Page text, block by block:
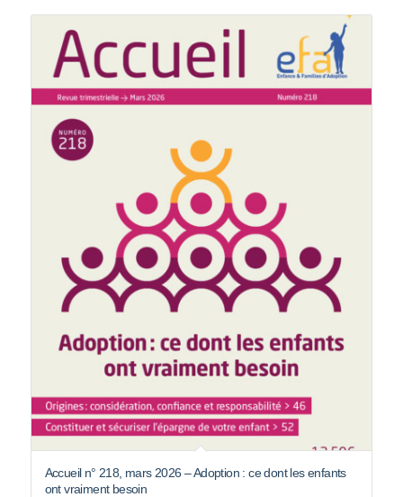
Accueil n° 218, mars 2026 – Adoption : ce dont les enfants
ont vraiment besoin
12,50€